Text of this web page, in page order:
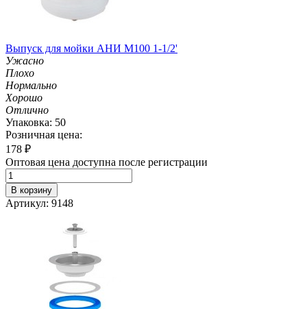
Выпуск для мойки АНИ М100 1-1/2'
Ужасно
Плохо
Нормально
Хорошо
Отлично
Упаковка: 50
Розничная цена:
178 ₽
Оптовая цена доступна после регистрации
В корзину
Артикул: 9148